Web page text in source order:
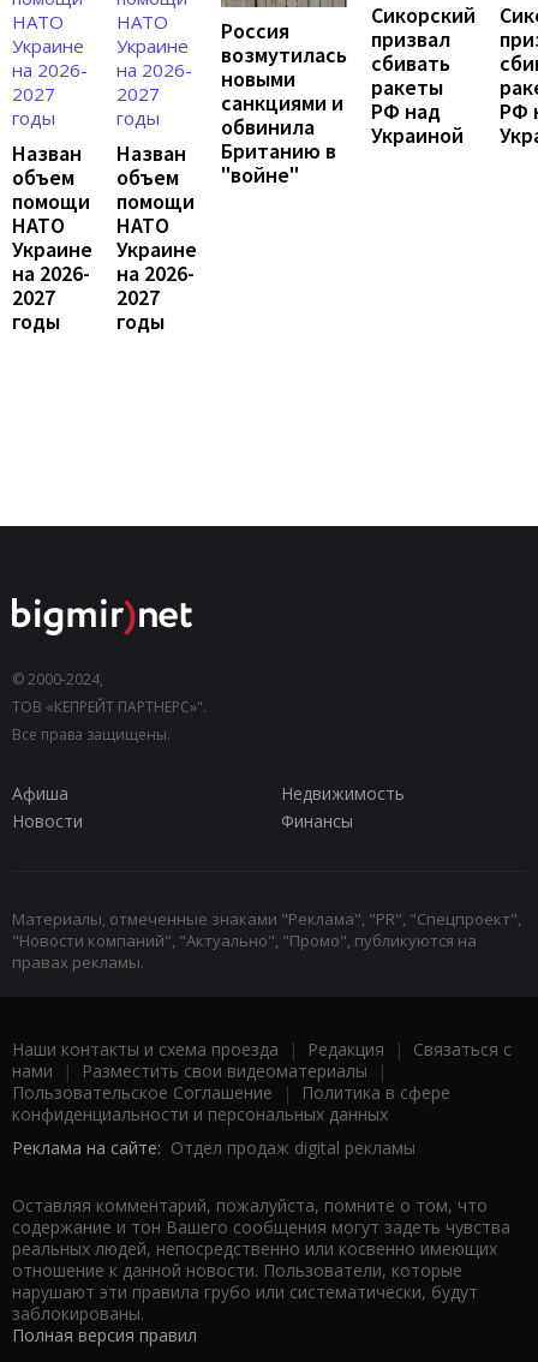
Назван
объем
помощи
НАТО
Украине
на 2026-
2027
годы
Назван
объем
помощи
НАТО
Украине
на 2026-
2027
годы
Россия
возмутилась
новыми
санкциями и
обвинила
Британию в
"войне"
Сикорский
призвал
сбивать
ракеты
РФ над
Украиной
РФ
© 2000-2024,
ТОВ «КЕПРЕЙТ ПАРТНЕРС»".
Все права защищены.
Афиша
Недвижимость
Новости
Финансы
Материалы, отмеченные знаками "Реклама", "PR", "Спецпроект",
"Новости компаний", "Актуально", "Промо", публикуются на
правах рекламы.
Наши контакты и схема проезда | Редакция | Связаться с
нами | Разместить свои видеоматериалы |
Пользовательское Соглашение |
Политика в сфере
конфиденциальности и персональных данных
Реклама на сайте: Отдел продаж digital рекламы
Оставляя комментарий, пожалуйста, помните о том, что
содержание и тон Вашего сообщения могут задеть чувства
реальных людей, непосредственно или косвенно имеющих
отношение к данной новости. Пользователи, которые
нарушают эти правила грубо или систематически, будут
заблокированы.
Полная версия правил